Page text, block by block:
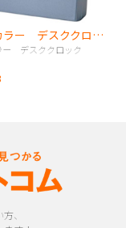
メタルカラー デスククロック
ー デスククロック
、